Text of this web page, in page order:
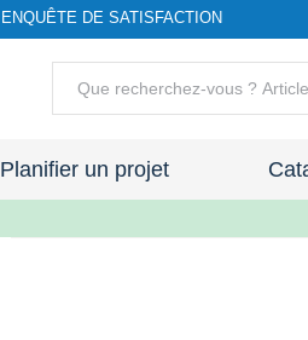
ENQUÊTE DE SATISFACTION
Planifier un projet